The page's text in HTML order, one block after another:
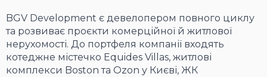
BGV Development є девелопером повного циклу
та розвиває проєкти комерційної й житлової
нерухомості. До портфеля компанії входять
котеджне містечко Equides Villas, житлові
комплекси Boston та Ozon у Києві, ЖК